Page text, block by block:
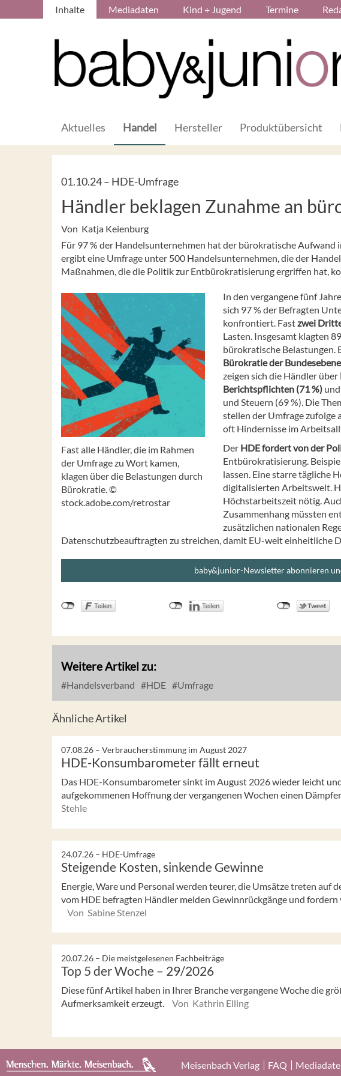
Inhalte Mediadaten Kind + Jugend Termine
Aktuelles Handel Hersteller Produktübersicht
01.10.24 – HDE-Umfrage
Händler beklagen Zunahme an
Von Katja Keienburg
Für 97 % der Handelsunternehmen hat der bürokratische Aufwand
ergibt eine Umfrage unter 500 Handelsunternehmen, die der
Maßnahmen, die die Politik zur Entbürokratisierung ergriffen hat,
Fast alle Händler, die im Rahmen
der Umfrage zu Wort kamen,
klagen über die Belastungen durch
Bürokratie. ©
stock.adobe.com/retrostar
In den vergangene fünf
sich 97 % der Befragten
konfrontiert. Fastzwei
Lasten. Insgesamt klagten
bürokratische Belastungen.
Bürokratie der Bundesebene
zeigen sich die Händler über
Berichtspflichten (71 %)
und Steuern (69 %). Die
stellen der Umfrage zufolge
oft Hindernisse im
Der HDE fordert von der
Entbürokratisierung.
lassen. Eine starre tägliche
digitalisierten Arbeitswelt.
Höchstarbeitszeit nötig.
Zusammenhang müssten
zusätzlichen nationalen
Datenschutzbeauftragten zu streichen, damit EU-weit einheitliche
baby&junior-Newsletter abonnieren
Weitere Artikel zu:
Handelsverband HDE Umfrage
Ähnliche Artikel
07.08.26 – Verbraucherstimmung im August 2027
HDE-Konsumbarometer fällt erneut
Das HDE-Konsumbarometer sinkt im August 2026 wieder leicht
aufgekommenen Hoffnung der vergangenen Wochen einen
Stehle
24.07.26 – HDE-Umfrage
Steigende Kosten, sinkende Gewinne
Energie, Ware und Personal werden teurer, die Umsätze treten auf
vom HDE befragten Händler melden Gewinnrückgänge und fordern
Von Sabine Stenzel
20.07.26 – Die meistgelesenen Fachbeiträge
Top 5 der Woche – 29/2026
Diese fünf Artikel haben in Ihrer Branche vergangene Woche die
Aufmerksamkeit erzeugt.
Von Kathrin Elling
Meisenbach Verlag FAQ